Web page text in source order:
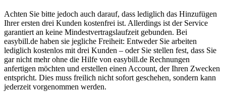
Achten Sie bitte jedoch auch darauf, dass lediglich das Hinzufügen
Ihrer ersten drei Kunden kostenfrei ist. Allerdings ist der Service
garantiert an keine Mindestvertragslaufzeit gebunden. Bei
easybill.de haben sie jegliche Freiheit: Entweder Sie arbeiten
lediglich kostenlos mit drei Kunden – oder Sie stellen fest, dass Sie
gar nicht mehr ohne die Hilfe von easybill.de Rechnungen
anfertigen möchten und erstellen einen Account, der Ihren Zwecken
entspricht. Dies muss freilich nicht sofort geschehen, sondern kann
jederzeit vorgenommen werden.